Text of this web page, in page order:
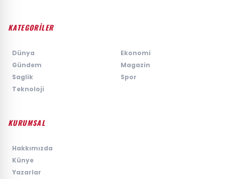
KATEGORİLER
Dünya
Ekonomi
Gündem
Magazin
Saglik
Spor
Teknoloji
KURUMSAL
Hakkımızda
Künye
Yazarlar